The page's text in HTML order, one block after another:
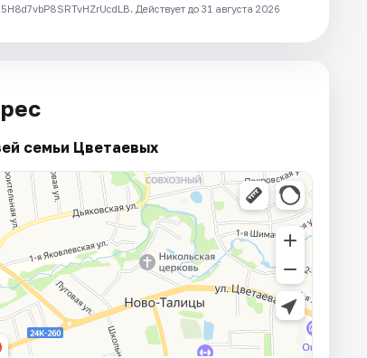
Действует до 31 августа 2026
семьи Цветаевых